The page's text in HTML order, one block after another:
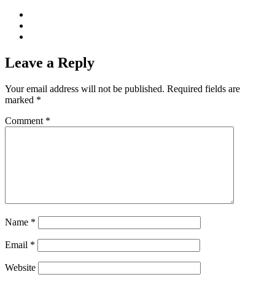
Leave a Reply
Your email address will not be published. Required fields are
marked *
Comment *
Name *
Email *
Website